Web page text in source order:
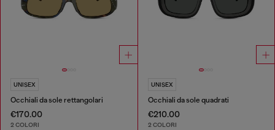
UNISEX
Occhiali da sole rettangolari
€170.00
2 COLORI
UNISEX
Occhiali da sole quadrati
€210.00
2 COLORI